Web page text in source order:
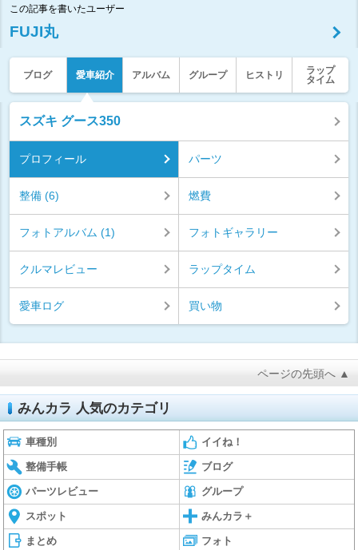
この記事を書いたユーザー
FUJI丸
ブログ 愛車紹介 アルバム グループ ヒストリ
ラップ
タイム
スズキ グース350
プロフィール パーツ
整備 (6) 燃費
フォトアルバム (1) フォトギャラリー
クルマレビュー ラップタイム
愛車ログ 買い物
ページの先頭へ ▲
みんカラ 人気のカテゴリ
車種別 イイね！
整備手帳 ブログ
パーツレビュー グループ
スポット みんカラ＋
まとめ フォト